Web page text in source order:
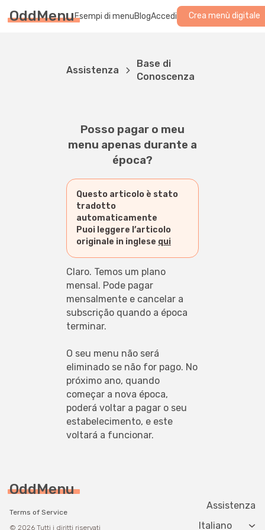
OddMenuEsempi di menuBlogAccedi Crea menù digitale
Assistenza
Base di
Conoscenza
Posso pagar o meu
menu apenas durante a
época?
Questo articolo è stato
tradotto
automaticamente
Puoi leggere l’articolo
originale in inglese qui
Claro. Temos um plano
mensal. Pode pagar
mensalmente e cancelar a
subscrição quando a época
terminar.
O seu menu não será
eliminado se não for pago. No
próximo ano, quando
começar a nova época,
poderá voltar a pagar o seu
estabelecimento, e este
voltará a funcionar.
OddMenu
Terms of Service
© 2026 Tutti i diritti riservati
Assistenza
Change